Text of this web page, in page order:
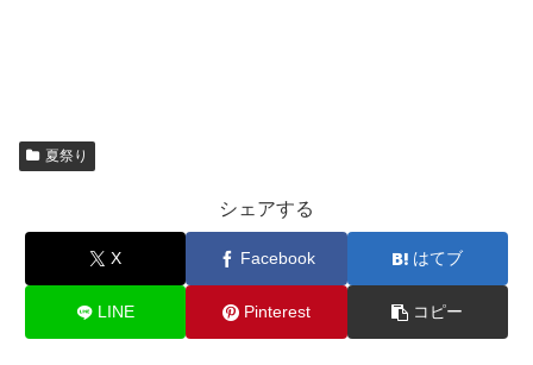
夏祭り
シェアする
X Facebook はてブ
LINE Pinterest コピー